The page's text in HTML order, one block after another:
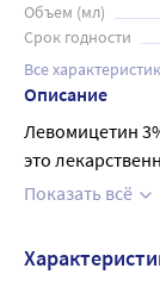
Объем (мл)
Срок годности
Все
Описание
Левомицетин
это
для наружного
антибактериальным
применяется
Показать всё